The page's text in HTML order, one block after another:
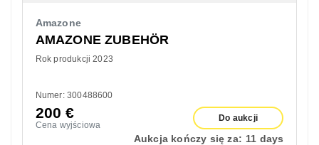
Amazone
AMAZONE ZUBEHÖR
Rok produkcji 2023
Numer: 300488600
200€
Cena wyjściowa
Do aukcji
Aukcja kończy się za: 11 days